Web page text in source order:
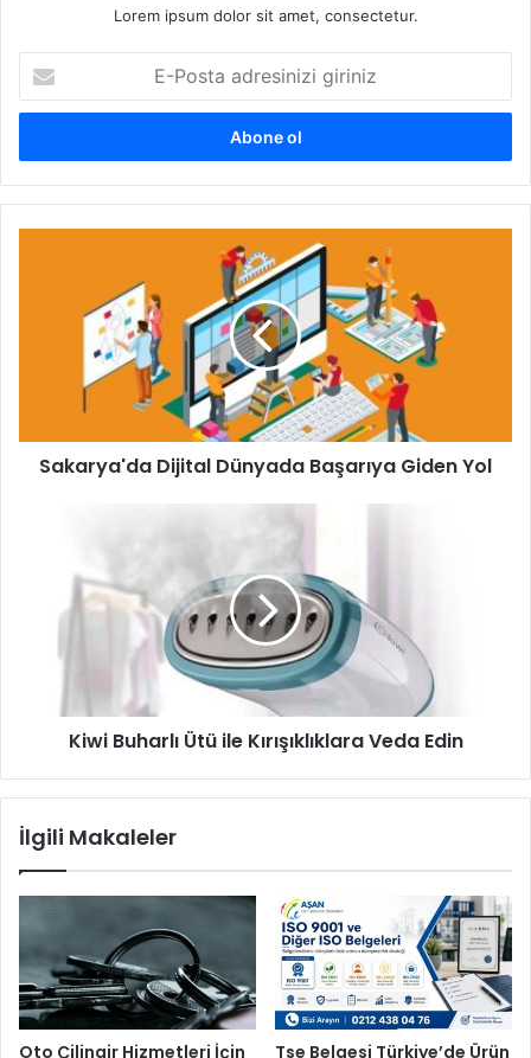
Lorem ipsum dolor sit amet, consectetur.
Posta
adresinizi
Sakarya'da Dijital Dünyada Başarıya Giden Yol
Kırışıklıklara
Kiwi Buharlı Ütü ile Kırışıklıklara Veda Edin
İlgili Makaleler
Oto Çilingir Hizmetleri İçin Tse Belgesi Türkiye’de Ürün